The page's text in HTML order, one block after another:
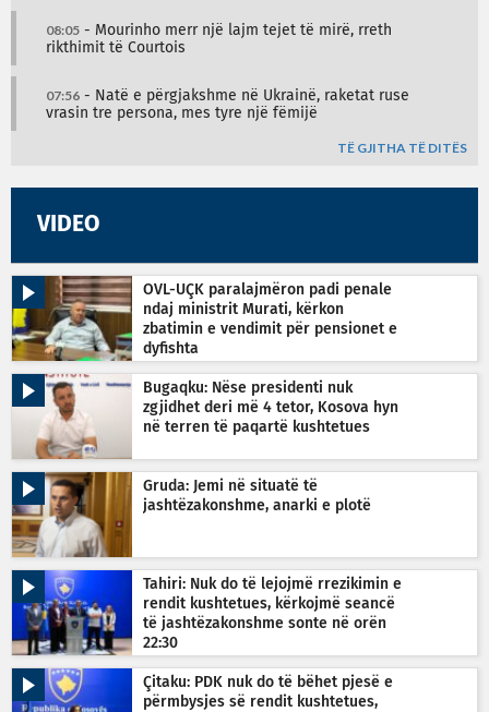
08:05 - Mourinho merr një lajm tejet të mirë, rreth
rikthimit të Courtois
07:56 - Natë e përgjakshme në Ukrainë, raketat ruse
vrasin tre persona, mes tyre një fëmijë
TË GJITHA TË DITËS
VIDEO
OVL-UÇK paralajmëron padi penale
ndaj ministrit Murati, kërkon
zbatimin e vendimit për pensionet e
dyfishta
Bugaqku: Nëse presidenti nuk
zgjidhet deri më 4 tetor, Kosova hyn
në terren të paqartë kushtetues
Gruda: Jemi në situatë të
jashtëzakonshme, anarki e plotë
Tahiri: Nuk do të lejojmë rrezikimin e
rendit kushtetues, kërkojmë seancë
të jashtëzakonshme sonte në orën
22:30
Çitaku: PDK nuk do të bëhet pjesë e
përmbysjes së rendit kushtetues,